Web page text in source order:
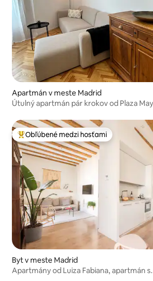
Apartmán v meste Madrid
Útulný apartmán pár krokov od Plaza
Najobľúbenejšie medzi hosťami
Obľúbené medzi hosťami
Byt v meste Madrid
Apartmány od Luiza Fabiana, apartmán